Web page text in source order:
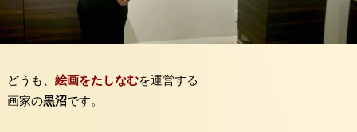
どうも、 絵画をたしなむを運営する
画家の黒沼です。